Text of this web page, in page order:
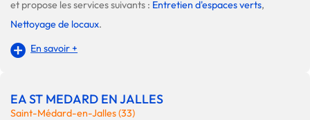
et propose les services suivants : Entretien d'espaces verts,
Nettoyage de locaux.
En savoir +
EA ST MEDARD EN JALLES
Saint-Médard-en-Jalles (33)